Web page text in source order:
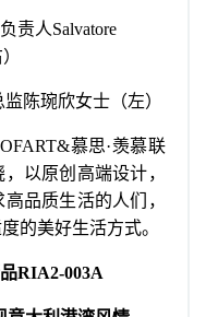
责人Salvatore
陈琬欣女士（左）
慕思·羡慕联
以原创高端设计，
品质生活的人们，
的美好生活方式。
RIA2-003A